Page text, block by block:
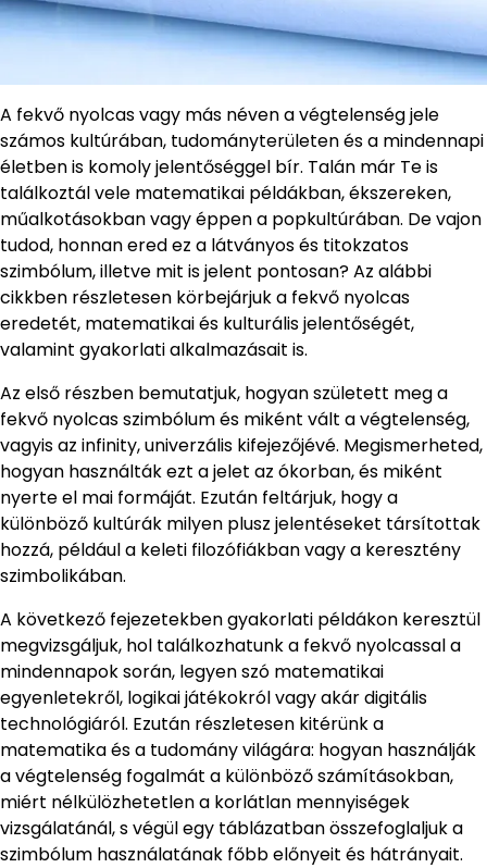
A fekvő nyolcas vagy más néven a végtelenség jele
számos kultúrában, tudományterületen és a mindennapi
életben is komoly jelentőséggel bír. Talán már Te is
találkoztál vele matematikai példákban, ékszereken,
műalkotásokban vagy éppen a popkultúrában. De vajon
tudod, honnan ered ez a látványos és titokzatos
szimbólum, illetve mit is jelent pontosan? Az alábbi
cikkben részletesen körbejárjuk a fekvő nyolcas
eredetét, matematikai és kulturális jelentőségét,
valamint gyakorlati alkalmazásait is.
Az első részben bemutatjuk, hogyan született meg a
fekvő nyolcas szimbólum és miként vált a végtelenség,
vagyis az infinity, univerzális kifejezőjévé. Megismerheted,
hogyan használták ezt a jelet az ókorban, és miként
nyerte el mai formáját. Ezután feltárjuk, hogy a
különböző kultúrák milyen plusz jelentéseket társítottak
hozzá, például a keleti filozófiákban vagy a keresztény
szimbolikában.
A következő fejezetekben gyakorlati példákon keresztül
megvizsgáljuk, hol találkozhatunk a fekvő nyolcassal a
mindennapok során, legyen szó matematikai
egyenletekről, logikai játékokról vagy akár digitális
technológiáról. Ezután részletesen kitérünk a
matematika és a tudomány világára: hogyan használják
a végtelenség fogalmát a különböző számításokban,
miért nélkülözhetetlen a korlátlan mennyiségek
vizsgálatánál, s végül egy táblázatban összefoglaljuk a
szimbólum használatának főbb előnyeit és hátrányait.